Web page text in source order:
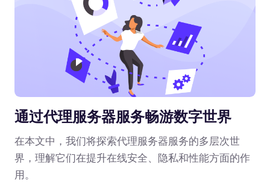
通过代理服务器服务畅游数字世界
在本文中，我们将探索代理服务器服务的多层次世
界，理解它们在提升在线安全、隐私和性能方面的作
用。